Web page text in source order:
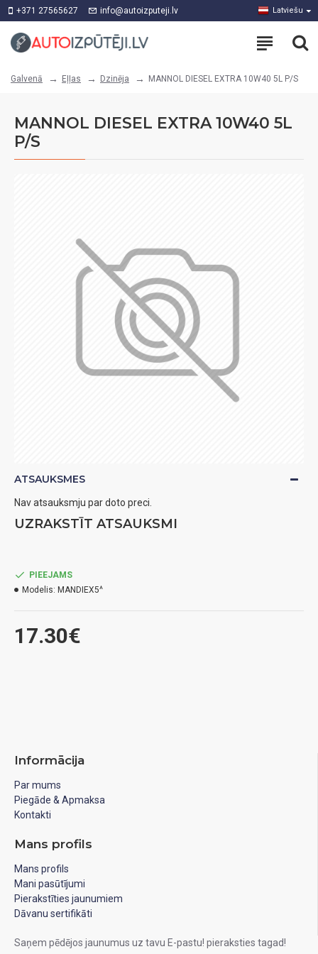
+371 27565627 info@autoizputeji.lv Latviešu
Galvenā Eļļas Dzinēja MANNOL DIESEL EXTRA 10W40 5L P/S
MANNOL DIESEL EXTRA 10W40 5L
P/S
ATSAUKSMES
Nav atsauksmju par doto preci.
UZRAKSTĪT ATSAUKSMI
17.30€
PIEEJAMS
Modelis: MANDIEX5^
Informācija
Par mums
Piegāde & Apmaksa
Kontakti
Mans profils
Mans profils
Mani pasūtījumi
Pierakstīties jaunumiem
Dāvanu sertifikāti
Saņem pēdējos jaunumus uz tavu E-pastu! pieraksties tagad!